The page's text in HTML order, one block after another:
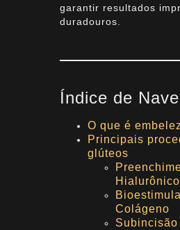
garantir resultados
duradouros.
Índice de
O que é
Principais
glúteos
Hialurônico
Colágeno
Subincisão